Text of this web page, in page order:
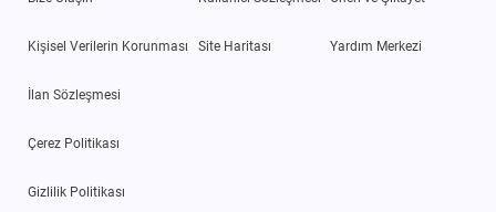
Kişisel Verilerin Korunması
İlan Sözleşmesi
Çerez Politikası
Gizlilik Politikası
Site Haritası Yardım Merkezi